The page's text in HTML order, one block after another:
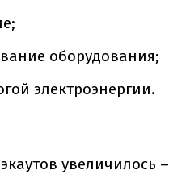
оборудования;
электроэнергии.
увеличилось –